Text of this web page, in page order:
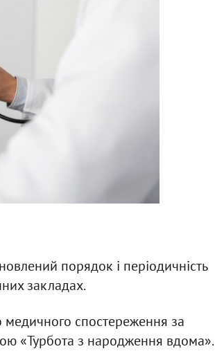
порядок і періодичність
закладах.
медичного спостереження за
«Турбота з народження вдома».